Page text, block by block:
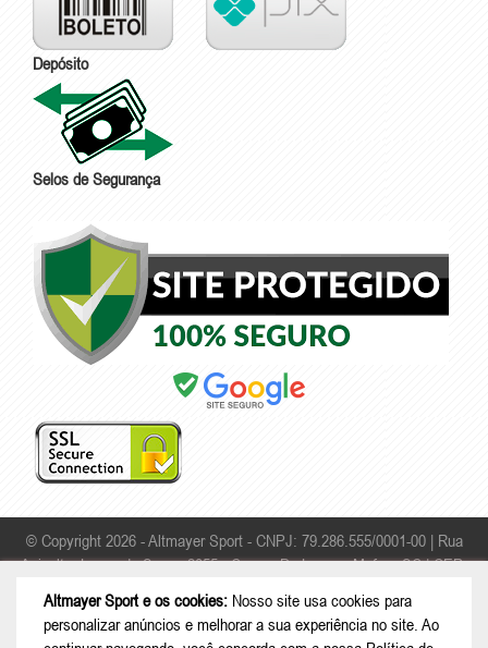
Depósito
Selos de Segurança
© Copyright 2026 - Altmayer Sport - CNPJ: 79.286.555/0001-00 | Rua
Apicultor Leonardo Sauer, 2055 - Campo Da Lança - Mafra - SC | CEP:
Altmayer Sport e os cookies: Nosso site usa cookies para
personalizar anúncios e melhorar a sua experiência no site. Ao